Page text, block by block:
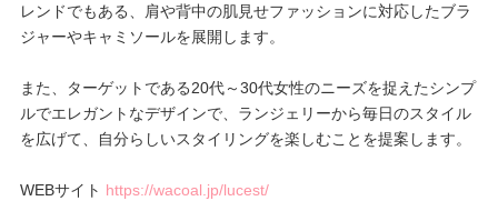
SNSアカウント一覧
プレゼント・キャンペーン
レンドでもある、肩や背中の肌見せファッションに対応したブラ
ジャーやキャミソールを展開します。
また、ターゲットである20代～30代女性のニーズを捉えたシンプ
ルでエレガントなデザインで、ランジェリーから毎日のスタイル
を広げて、自分らしいスタイリングを楽しむことを提案します。
WEBサイト https://wacoal.jp/lucest/